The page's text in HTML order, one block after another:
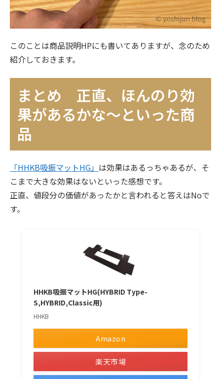
このことは商品説明HPにも書いてありますが、念のため
紹介しておきます。
まとめ 正直、ほんのり効
果があるかな～といった商
品
「HHKB吸振マットHG」 は効果はあるっちゃあるが、そ
こまで大きな効果はないといった感想です。
正直、値段分の価値があったかと言われると答えはNoで
す。
HHKB吸振マットHG(HYBRID Type-
S,HYBRID,Classic用)
HHKB
Amazon
楽天市場